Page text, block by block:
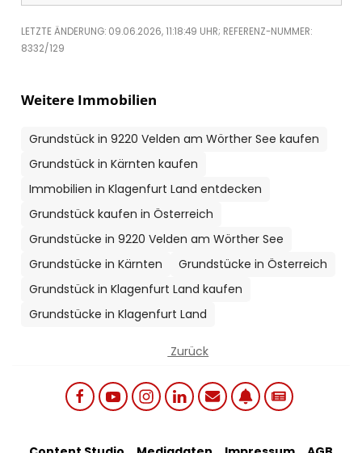
LETZTE ÄNDERUNG: 09.06.2026, 11:18:49 UHR; REFERENZ-NUMMER:
8332/129
Weitere Immobilien
Grundstück in 9220 Velden am Wörther See kaufen
Grundstück in Kärnten kaufen
Immobilien in Klagenfurt Land entdecken
Grundstück kaufen in Österreich
Grundstücke in 9220 Velden am Wörther See
Grundstücke in Kärnten
Grundstücke in Österreich
Grundstück in Klagenfurt Land kaufen
Grundstücke in Klagenfurt Land
Zurück
Social links menu